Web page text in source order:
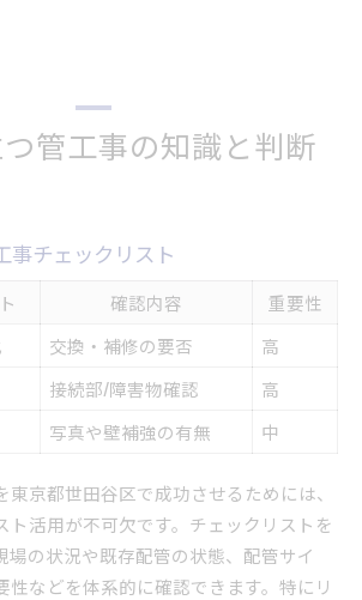
管工事の知識と判断
事チェックリスト
確認内容
重要性
交換・補修の要否
高
接続部/障害物確認
高
写真や壁補強の有無 中
京都世田谷区で成功させるためには、
ト活用が不可欠です。チェックリストを
場の状況や既存配管の状態、配管サイ
性などを体系的に確認できます。特にリ